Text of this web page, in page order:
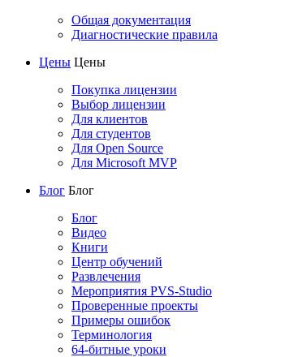
Общая документация
Диагностические правила
Цены Цены
Покупка лицензии
Выбор лицензии
Для клиентов
Для студентов
Для Open Source
Для Microsoft MVP
Блог Блог
Блог
Видео
Книги
Центр обучений
Развлечения
Мероприятия PVS-Studio
Проверенные проекты
Примеры ошибок
Терминология
64-битные уроки